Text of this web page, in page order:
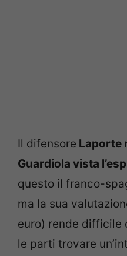
Il difensore Laporte
Guardiola vista
questo il franco-
ma la sua
euro) rende difficile
le parti trovare